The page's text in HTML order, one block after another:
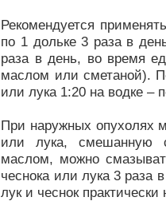
Рекомендуется
по 1 дольке 3 раза в
раза в день, во время
маслом или сметаной).
или лука 1:20 на водке –
При наружных опухолях
или лука, смешанную
маслом, можно
чеснока или лука 3 раза
лук и чеснок